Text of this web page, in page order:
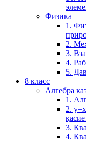
Физика
1.
2.
3.
4.
5.
8 класс
Алгебра
1.
2.
3.
4.